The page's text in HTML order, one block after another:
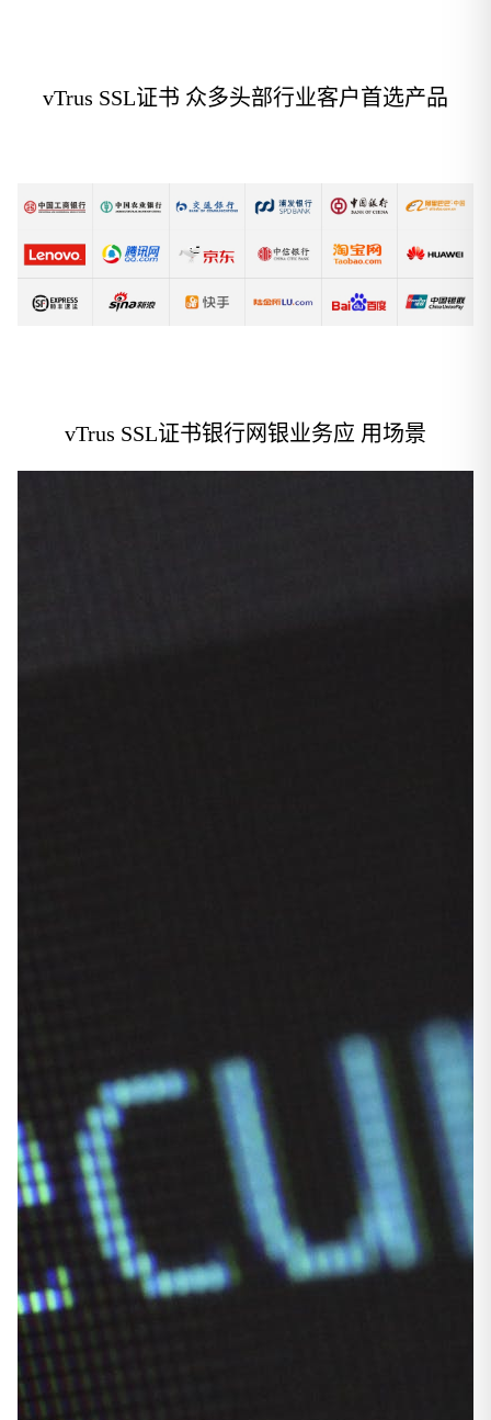
vTrus SSL证书 众多头部行业客户首选产品
vTrus SSL证书银行网银业务应 用场景